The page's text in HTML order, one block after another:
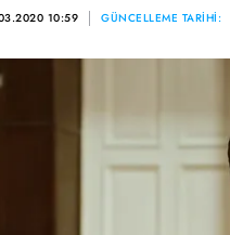
10:59 GÜNCELLEME TARİHİ: